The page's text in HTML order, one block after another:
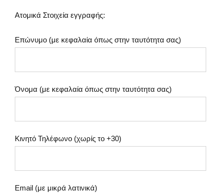
Ατομικά Στοιχεία εγγραφής:
Επώνυμο (με κεφαλαία όπως στην ταυτότητα σας)
Όνομα (με κεφαλαία όπως στην ταυτότητα σας)
Κινητό Τηλέφωνο (χωρίς το +30)
Email (με μικρά λατινικά)